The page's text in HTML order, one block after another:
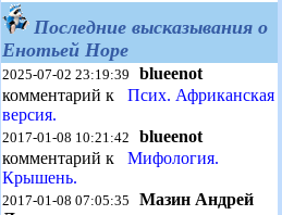
Последние высказывания о
Енотьей Норе
2025-07-02 23:19:39 blueenot
комментарий к Псих. Африканская
версия.
2017-01-08 10:21:42 blueenot
комментарий к Мифология.
Крышень.
2017-01-08 07:05:35 Мазин Андрей